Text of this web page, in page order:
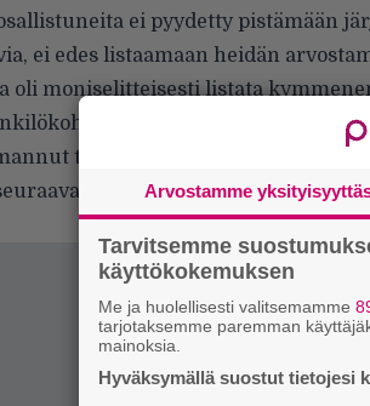
ei pyydetty pistämään
ei edes listaamaan heidän
oli moniselitteisesti listata
– kyseessä sai olla
tapaus, joka edelleen tuntuu
kannattaa soveltaa vanhaa
Arvostamme
Tarvitsemme
käyttökokemuksen
Me ja huolellisesti valitsemamme
tarjotaksemme paremman
mainoksia.
Hyväksymällä suostut tietojesi